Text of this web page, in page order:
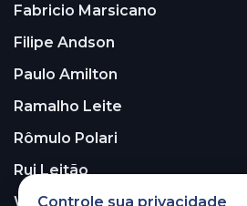
Fabricio Marsicano
Filipe Andson
Paulo Amilton
Ramalho Leite
Rômulo Polari
Rui Leitão
Walter Santos
Controle sua privacidade